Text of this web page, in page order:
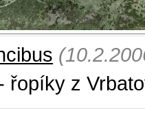
řopíky z